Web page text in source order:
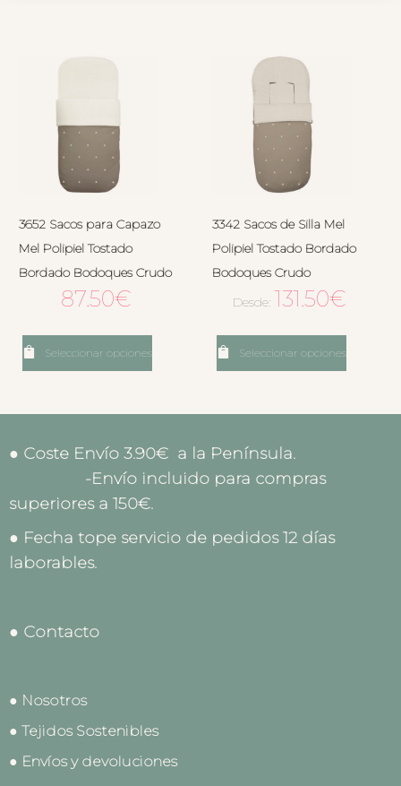
3652 Sacos para Capazo
Mel Polipiel Tostado
Bordado Bodoques Crudo
87.50€
Seleccionar opciones
3342 Sacos de Silla Mel
Polipiel Tostado Bordado
Bodoques Crudo
Desde: 131.50€
Seleccionar opciones
● Coste Envío 3.90€ a la Península.
-Envío incluido para compras
superiores a 150€.
● Fecha tope servicio de pedidos 12 días
laborables.
● Contacto
● Nosotros
● Tejidos Sostenibles
● Envíos y devoluciones